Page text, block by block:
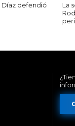
Díaz defendió
La